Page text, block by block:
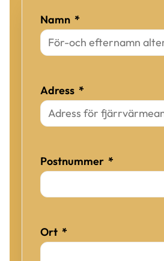
Namn *
Adress *
Postnummer *
Ort *